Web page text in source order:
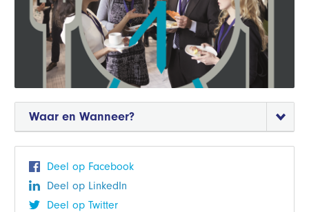
Waar en Wanneer?
Deel op Facebook
Deel op LinkedIn
Deel op Twitter